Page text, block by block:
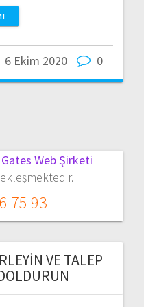
6 Ekim 2020 0
Web Şirketi
75 93
VE TALEP